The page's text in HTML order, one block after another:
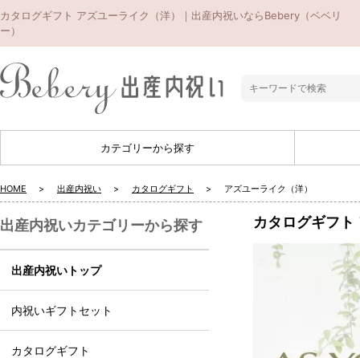
カタログギフト アズユーライク（洋）｜出産内祝いならBebery（ベベリ
ー）
カテゴリーから探す
HOME 出産内祝い カタログギフト アズユーライク（洋）
カタログギフ
出産内祝いカテゴリーから探す
出産内祝いトップ
内祝いギフトセット
カタログギフト